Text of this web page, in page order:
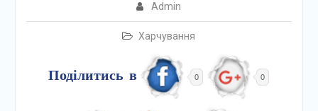
Admin
Харчування
Поділитись в 0 0